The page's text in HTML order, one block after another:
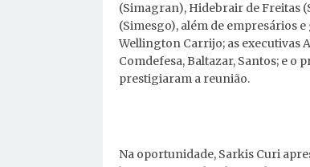
(Simagran), Hidebrair de Freitas
(Simesgo), além de empresários
Wellington Carrijo; as executivas
Comdefesa, Baltazar, Santos; e o
prestigiaram a reunião.
Na oportunidade, Sarkis Curi